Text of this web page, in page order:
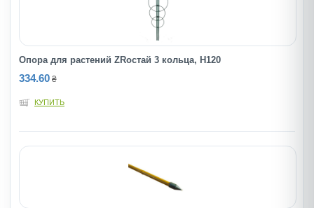
Опора для растений ZRостай 3 кольца, Н120
334.60 ₴
КУПИТЬ